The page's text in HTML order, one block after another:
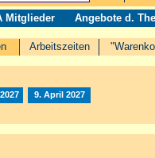
Mitglieder Angebote d.
Arbeitszeiten
9. April 2027